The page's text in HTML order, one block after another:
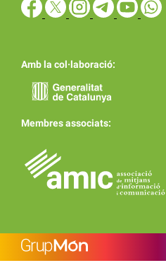
Amb la col·laboració:
Membres associats: